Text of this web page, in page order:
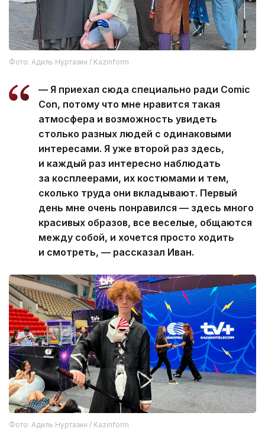
Фото: Адиль Нуртазин / Kazinform
— Я приехал сюда специально ради Comic
Con, потому что мне нравится такая
атмосфера и возможность увидеть
столько разных людей с одинаковыми
интересами. Я уже второй раз здесь,
и каждый раз интересно наблюдать
за косплеерами, их костюмами и тем,
сколько труда они вкладывают. Первый
день мне очень понравился — здесь много
красивых образов, все веселые, общаются
между собой, и хочется просто ходить
и смотреть, — рассказал Иван.
Фото: Адиль Нуртазин / Kazinform